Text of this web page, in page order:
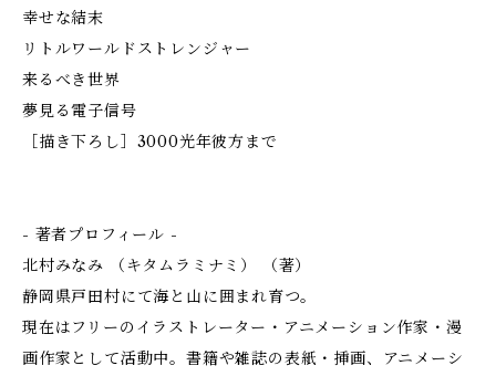
幸せな結末
リトルワールドストレンジャー
来るべき世界
夢見る電子信号
［描き下ろし］3000光年彼方まで
- 著者プロフィール -
北村みなみ （キタムラミナミ） （著）
静岡県戸田村にて海と山に囲まれ育つ。
現在はフリーのイラストレーター・アニメーション作家・漫
画作家として活動中。書籍や雑誌の表紙・挿画、アニメーシ